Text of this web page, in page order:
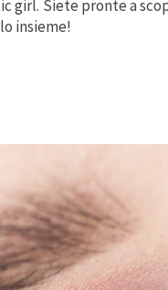
girl. Siete pronte a
insieme!